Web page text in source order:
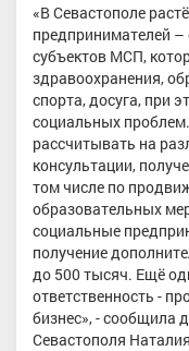
«В Севастополе
предпринимателей –
субъектов МСП,
здравоохранения,
спорта, досуга, при
социальных
рассчитывать на
консультации,
том числе по
образовательных
социальные
получение
до 500 тысяч. Ещё
ответственность -
бизнес», - сообщила
Севастополя